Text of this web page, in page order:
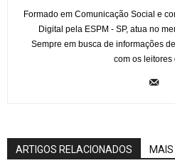
Formado em Comunicação Social e
Digital pela ESPM - SP, atua no
Sempre em busca de informações
com os leitores
ARTIGOS RELACIONADOS